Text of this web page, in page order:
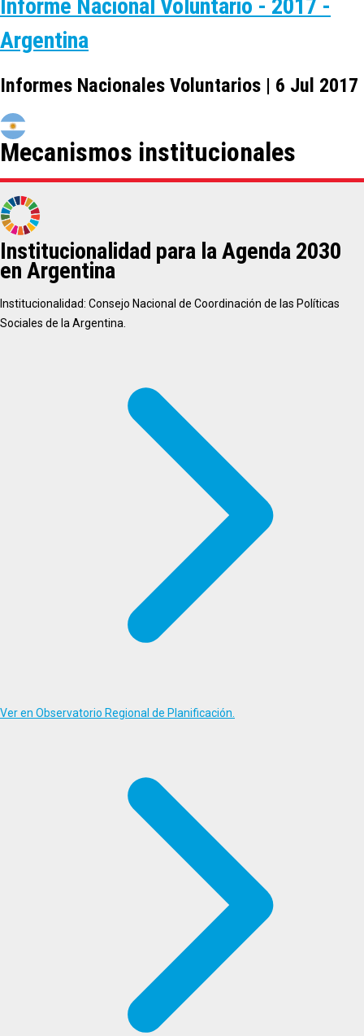
Informe Nacional Voluntario - 2017 -
Argentina
Informes Nacionales Voluntarios | 6 Jul 2017
Mecanismos institucionales
Institucionalidad para la Agenda 2030
en Argentina
Institucionalidad: Consejo Nacional de Coordinación de las Políticas
Sociales de la Argentina.
Ver en Observatorio Regional de Planificación.